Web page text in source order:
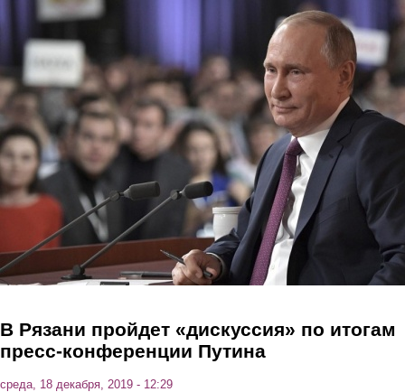
Перейти к основному содержанию
В Рязани пройдет «дискуссия» по итогам
пресс-конференции Путина
среда, 18 декабря, 2019 - 12:29